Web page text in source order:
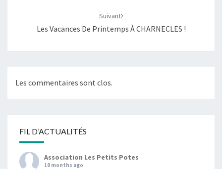
Suivant
Les Vacances De Printemps À CHARNECLES !
Les commentaires sont clos.
FIL D’ACTUALITÉS
Association Les Petits Potes
10 months ago